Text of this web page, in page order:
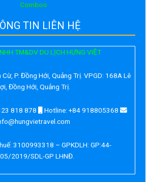
Comboo
TIN LIÊN HỆ
TM&DV DU LỊCH HƯNG VIỆT
P. Đồng Hới, Quảng Trị. VPGD: 168A Lê
Đồng Hới, Quảng Trị.
818 878
Hotline: +84 918805368
3100993318 – GPKDLH: GP:44-
2019/SDL-GP LHNĐ.